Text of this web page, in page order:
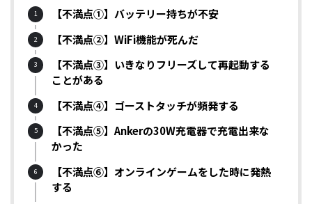
【不満点①】バッテリー持ちが不安
【不満点②】WiFi機能が死んだ
【不満点③】いきなりフリーズして再起動する
ことがある
【不満点④】ゴーストタッチが頻発する
【不満点⑤】Ankerの30W充電器で充電出来な
かった
【不満点⑥】オンラインゲームをした時に発熱
する